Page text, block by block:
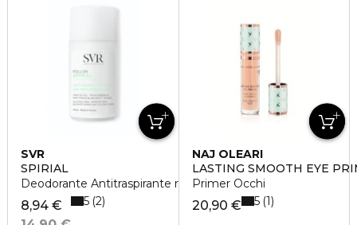
SVR
SPIRIAL
Deodorante Antitraspirante roll-on
8,94 €
5 2
NAJ OLEARI
LASTING SMOOTH EYE
Primer Occhi
20,90 € 5 1